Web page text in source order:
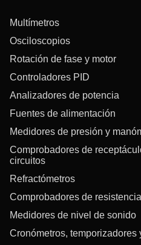
Multímetros
Osciloscopios
Rotación de fase y motor
Controladores PID
Analizadores de potencia
Fuentes de alimentación
Medidores de presión y
Comprobadores de
circuitos
Refractómetros
Comprobadores de resistencia
Medidores de nivel de sonido
Cronómetros, temporizadores